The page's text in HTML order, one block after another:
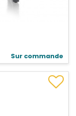
Sur commande